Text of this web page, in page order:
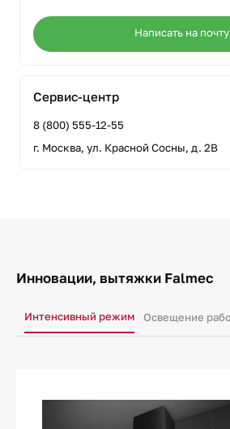
Написать на почту
Сервис-центр
8 (800) 555-12-55
г. Москва, ул. Красной Сосны, д. 2В
Инновации, вытяжки Falmec
Интенсивный режим Освещение